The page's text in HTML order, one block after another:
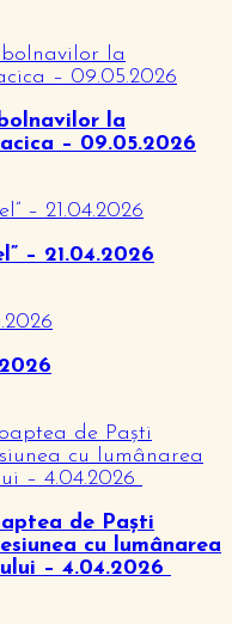
la
– 09.05.2026
– 21.04.2026
de Paști
cu lumânarea
– 4.04.2026